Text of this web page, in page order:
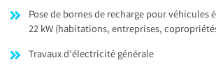
Pose de bornes de recharge pour véhicules
22 kW (habitations, entreprises,
Travaux d’électricité générale